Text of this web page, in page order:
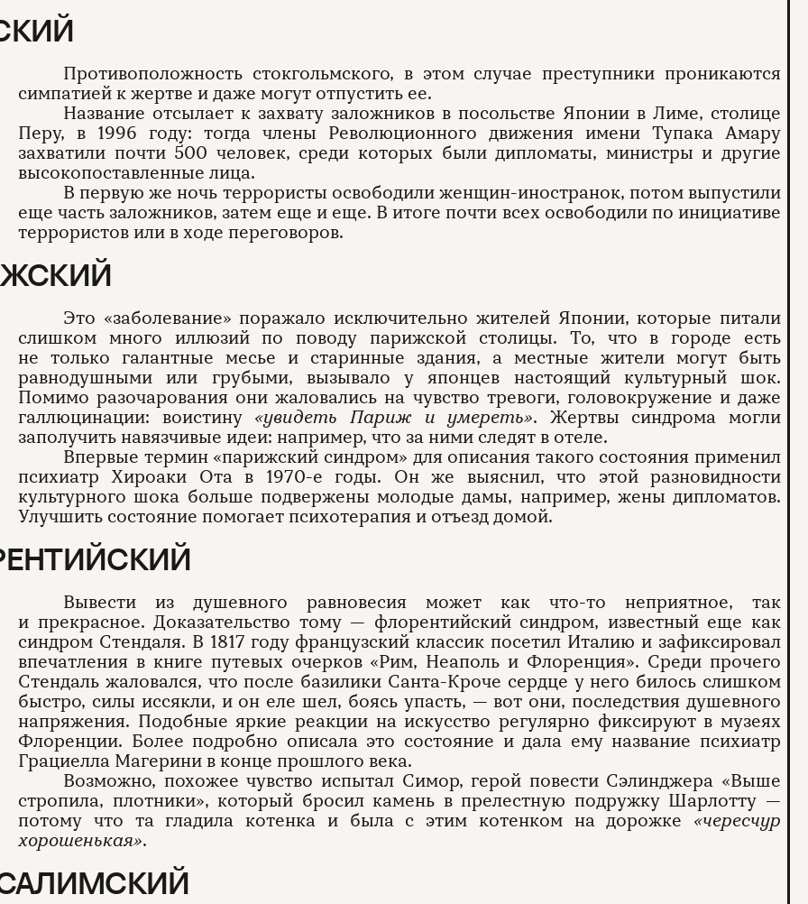
Противоположность стокгольмского, в этом случае преступники проникаются
симпатией к жертве и даже могут отпустить ее.
Название отсылает к захвату заложников в посольстве Японии в Лиме, столице
Перу, в 1996 году: тогда члены Революционного движения имени Тупака Амару
захватили почти 500 человек, среди которых были дипломаты, министры и другие
высокопоставленные лица.
В первую же ночь террористы освободили женщин-иностранок, потом выпустили
еще часть заложников, затем еще и еще. В итоге почти всех освободили по инициативе
террористов или в ходе переговоров.
Это «заболевание» поражало исключительно жителей Японии, которые питали
слишком много иллюзий по поводу парижской столицы. То, что в городе есть
не только галантные месье и старинные здания, а местные жители могут быть
равнодушными или грубыми, вызывало у японцев настоящий культурный шок.
Помимо разочарования они жаловались на чувство тревоги, головокружение и даже
галлюцинации: воистину«увидеть Париж и умереть». Жертвы синдрома могли
заполучить навязчивые идеи: например, что за ними следят в отеле.
Впервые термин «парижский синдром» для описания такого состояния применил
психиатр Хироаки Ота в 1970-е годы. Он же выяснил, что этой разновидности
культурного шока больше подвержены молодые дамы, например, жены дипломатов.
Улучшить состояние помогает психотерапия и отъезд домой.
Вывести из душевного равновесия может как что-то неприятное, так
и прекрасное. Доказательство тому — флорентийский синдром, известный еще как
синдром Стендаля. В 1817 году французский классик посетил Италию и зафиксировал
впечатления в книге путевых очерков «Рим, Неаполь и Флоренция». Среди прочего
Стендаль жаловался, что после базилики Санта-Кроче сердце у него билось слишком
быстро, силы иссякли, и он еле шел, боясь упасть, — вот они, последствия душевного
напряжения. Подобные яркие реакции на искусство регулярно фиксируют в музеях
Флоренции. Более подробно описала это состояние и дала ему название психиатр
Грациелла Магерини в конце прошлого века.
Возможно, похожее чувство испытал Симор, герой повести Сэлинджера «Выше
стропила, плотники», который бросил камень в прелестную подружку Шарлотту —
потому что та гладила котенка и была с этим котенком на дорожке «чересчур
хорошенькая».